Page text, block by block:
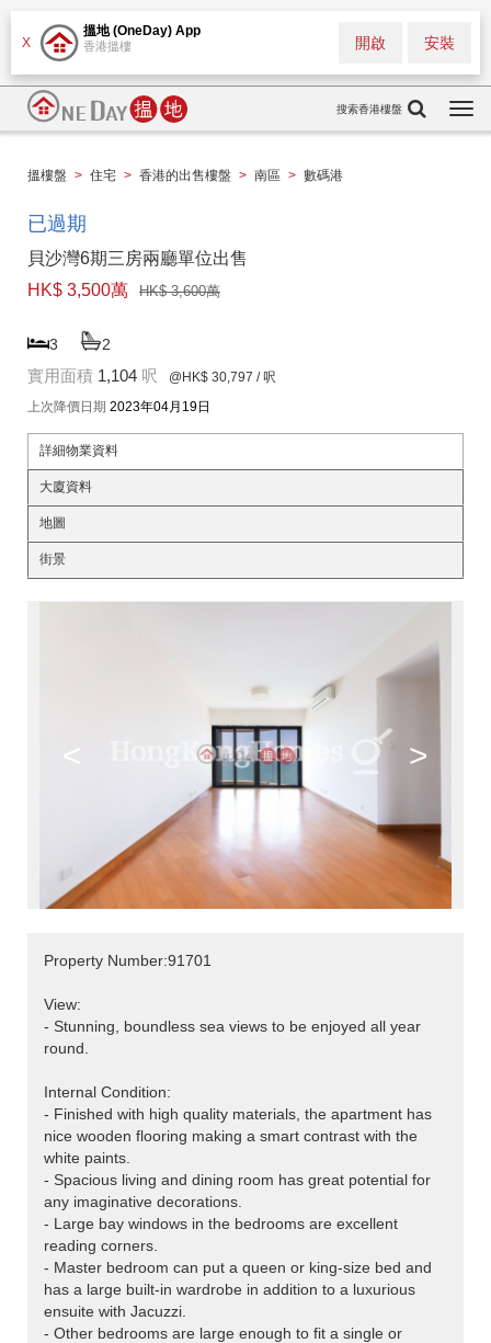
X
搵地 (OneDay) App
香港搵樓 安裝
開啟
搜索香港樓盤
搵樓盤 > 住宅 > 香港的出售樓盤 > 南區 > 數碼港
已過期
貝沙灣6期三房兩廳單位出售
HK$ 3,500萬
HK$ 3,600萬
3 2
實用面積 1,104 呎 @HK$ 30,797 / 呎
上次降價日期 2023年04月19日
詳細物業資料
大廈資料
地圖
街景
< >
Property Number:91701
View:
- Stunning, boundless sea views to be enjoyed all year
round.
Internal Condition:
- Finished with high quality materials, the apartment has
nice wooden flooring making a smart contrast with the
white paints.
- Spacious living and dining room has great potential for
any imaginative decorations.
- Large bay windows in the bedrooms are excellent
reading corners.
- Master bedroom can put a queen or king-size bed and
has a large built-in wardrobe in addition to a luxurious
ensuite with Jacuzzi.
- Other bedrooms are large enough to fit a single or